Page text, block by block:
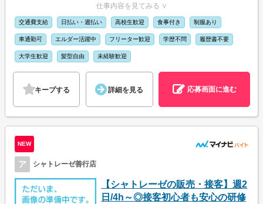
仕事内容を見てみる ∨
交通費支給 日払い・週払い 高校生歓迎 食事付き 制服あり
車通勤可 エルダー活躍中 フリーター歓迎 学歴不問 履歴書不要
大学生歓迎 髪型自由 未経験歓迎
キープする 詳細を見る 応募画面に進む
NEW
ア シャトレーゼ善行店
【シャトレーゼの販売・接客】週2
日/4h～◎接客初心者も安心の研修